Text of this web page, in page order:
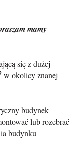
mamy
się z dużej
w okolicy znanej
budynek
lub rozebrać
budynku